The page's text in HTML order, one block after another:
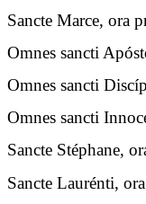
Sancte Marce, ora
Omnes sancti
Omnes sancti
Omnes sancti
Sancte Stéphane,
Sancte Laurénti,